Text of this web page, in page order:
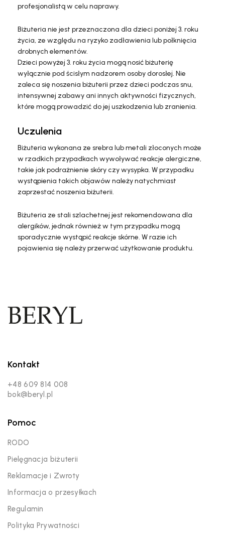
profesjonalistą w celu naprawy.
Biżuteria nie jest przeznaczona dla dzieci poniżej 3. roku
życia, ze względu na ryzyko zadławienia lub połknięcia
drobnych elementów.
Dzieci powyżej 3. roku życia mogą nosić biżuterię
wyłącznie pod ścisłym nadzorem osoby dorosłej. Nie
zaleca się noszenia biżuterii przez dzieci podczas snu,
intensywnej zabawy ani innych aktywności fizycznych,
które mogą prowadzić do jej uszkodzenia lub zranienia.
Uczulenia
Biżuteria wykonana ze srebra lub metali złoconych może
w rzadkich przypadkach wywoływać reakcje alergiczne,
takie jak podrażnienie skóry czy wysypka. W przypadku
wystąpienia takich objawów należy natychmiast
zaprzestać noszenia biżuterii.
Biżuteria ze stali szlachetnej jest rekomendowana dla
alergików, jednak również w tym przypadku mogą
sporadycznie wystąpić reakcje skórne. W razie ich
pojawienia się należy przerwać użytkowanie produktu.
Kontakt
+48 609 814 008
bok@beryl.pl
Pomoc
RODO
Pielęgnacja biżuterii
Reklamacje i Zwroty
Informacja o przesyłkach
Regulamin
Polityka Prywatności